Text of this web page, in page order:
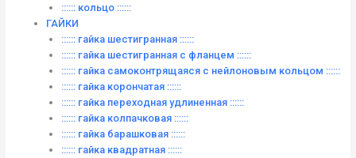
:::::: кольцо ::::::
ГАЙКИ
:::::: гайка шестигранная ::::::
:::::: гайка шестигранная с фланцем ::::::
:::::: гайка самоконтрящаяся с нейлоновым кольцом ::::::
:::::: гайка корончатая ::::::
:::::: гайка переходная удлиненная ::::::
:::::: гайка колпачковая ::::::
:::::: гайка барашковая ::::::
:::::: гайка квадратная ::::::